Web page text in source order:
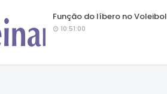
Função do líbero no Voleibol
10:51:00